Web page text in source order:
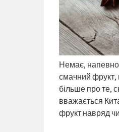
Немає,
смачний фрукт,
більше про те,
вважається
фрукт навряд